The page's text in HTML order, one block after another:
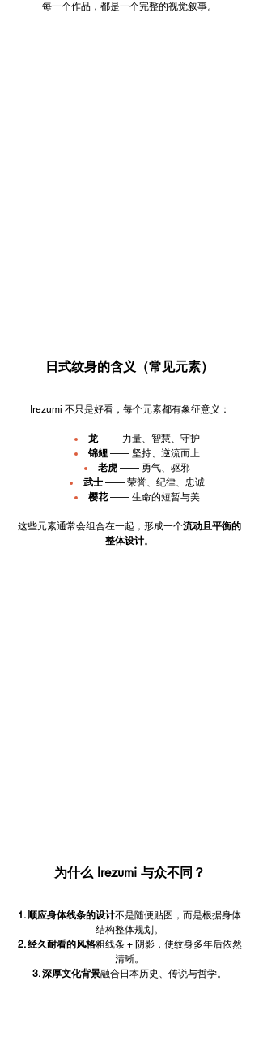
每一个作品，都是一个完整的视觉叙事。
日式纹身的含义（常见元素）
Irezumi 不只是好看，每个元素都有象征意义：
龙 —— 力量、智慧、守护
锦鲤 —— 坚持、逆流而上
老虎 —— 勇气、驱邪
武士 —— 荣誉、纪律、忠诚
樱花 —— 生命的短暂与美
这些元素通常会组合在一起，形成一个流动且平衡的
整体设计。
为什么 Irezumi 与众不同？
1. 顺应身体线条的设计不是随便贴图，而是根据身体
结构整体规划。
2. 经久耐看的风格粗线条 + 阴影，使纹身多年后依然
清晰。
3. 深厚文化背景融合日本历史、传说与哲学。